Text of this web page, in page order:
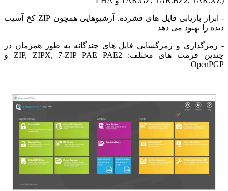
- ابزار بازیابی فایل های فشرده. آرشیوهایی همچون ZIP کخ آسیب
بهبود می دهد
و رمزگشایی فایل های چندگانه به طور همزمان در
چندین فرمت های مختلف: ZIP, ZIPX, 7-ZIP PAE PAE2 و